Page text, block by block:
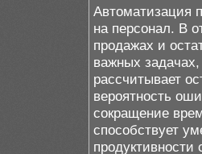
Автоматизация
на персонал. В
продажах и
важных
рассчитывает
вероятность
сокращение
способствует
продуктивности